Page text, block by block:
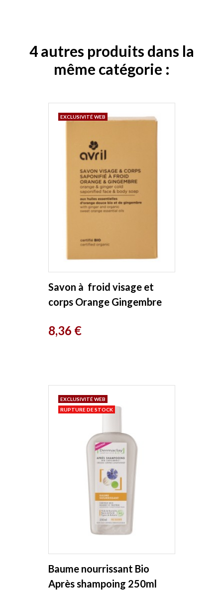
4 autres produits dans la
même catégorie :
Savon à froid visage et
corps Orange Gingembre
Prix
8,36 €
EXCLUSIVITÉ WEB
Baume nourrissant Bio
Après shampoing 250ml
EXCLUSIVITÉ WEB
RUPTURE DE STOCK